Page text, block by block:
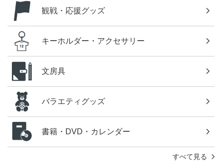
観戦・応援グッズ
キーホルダー・アクセサリー
文房具
バラエティグッズ
書籍・DVD・カレンダー
すべて見る